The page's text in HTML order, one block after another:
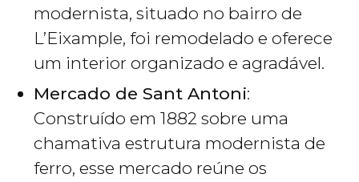
modernista, situado no bairro de
L’Eixample, foi remodelado e oferece
um interior organizado e agradável.
Mercado de Sant Antoni:
Construído em 1882 sobre uma
chamativa estrutura modernista de
ferro, esse mercado reúne os